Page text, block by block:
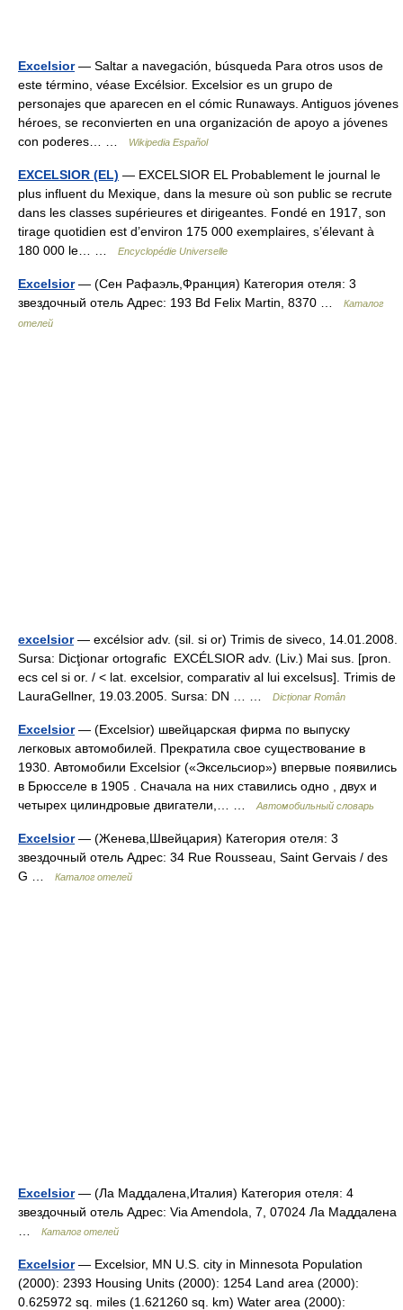
Excelsior— Saltar a navegación, búsqueda Para otros usos de
este término, véase Excélsior. Excelsior es un grupo de
personajes que aparecen en el cómic Runaways. Antiguos jóvenes
héroes, se reconvierten en una organización de apoyo a jóvenes
con poderes… …
Wikipedia Español
EXCELSIOR (EL) — EXCELSIOR EL Probablement le journal le
plus influent du Mexique, dans la mesure où son public se recrute
dans les classes supérieures et dirigeantes. Fondé en 1917, son
tirage quotidien est d’environ 175 000 exemplaires, s’élevant à
180 000 le… …
Encyclopédie Universelle
Excelsior— (Сен Рафаэль,Франция) Категория отеля: 3
звездочный отель Адрес: 193 Bd Felix Martin, 8370 …
Каталог
отелей
excelsior— excélsior adv. (sil. si or) Trimis de siveco, 14.01.2008.
Sursa: Dicţionar ortografic EXCÉLSIOR adv. (Liv.) Mai sus. [pron.
ecs cel si or. / < lat. excelsior, comparativ al lui excelsus]. Trimis de
LauraGellner, 19.03.2005. Sursa: DN … …
Dicționar Român
Excelsior— (Excelsior) швейцарская фирма по выпуску
легковых автомобилей. Прекратила свое существование в
1930. Автомобили Excelsior («Эксельсиор») впервые появились
в Брюсселе в 1905 . Сначала на них ставились одно , двух и
четырех цилиндровые двигатели,… …
Автомобильный словарь
Excelsior— (Женева,Швейцария) Категория отеля: 3
звездочный отель Адрес: 34 Rue Rousseau, Saint Gervais / des
G …
Каталог отелей
Excelsior— (Ла Маддалена,Италия) Категория отеля: 4
звездочный отель Адрес: Via Amendola, 7, 07024 Ла Маддалена
Каталог отелей
Excelsior— Excelsior, MN U.S. city in Minnesota Population
(2000): 2393 Housing Units (2000): 1254 Land area (2000):
0.625972 sq. miles (1.621260 sq. km) Water area (2000):